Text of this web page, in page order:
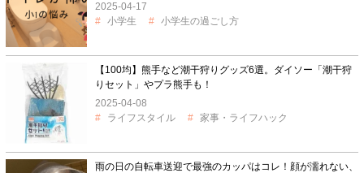
2025-04-17
小学生
小学生の過ごし方
【100均】熊手など潮干狩りグッズ6選。ダイソー「潮干狩
りセット」やプラ熊手も！
2025-04-08
ライフスタイル
家事・ライフハック
雨の日の自転車送迎で最強のカッパはコレ！顔が濡れない、